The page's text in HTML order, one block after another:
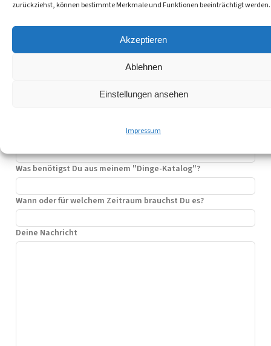
zurückziehst, können bestimmte Merkmale und Funktionen beeinträchtigt werden.
Akzeptieren
Ablehnen
Einstellungen ansehen
Impressum
Dein Name
Aus welchem Stadtteil/Stadt kommst Du?
Was benötigst Du aus meinem "Dinge-Katalog"?
Wann oder für welchem Zeitraum brauchst Du es?
Deine Nachricht
e
n
t